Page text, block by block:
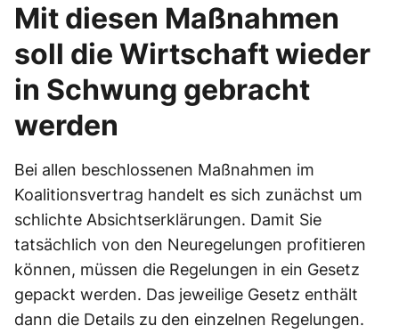
Mit diesen Maßnahmen
soll die Wirtschaft wieder
in Schwung gebracht
werden
Bei allen beschlossenen Maßnahmen im
Koalitionsvertrag handelt es sich zunächst um
schlichte Absichtserklärungen. Damit Sie
tatsächlich von den Neuregelungen profitieren
können, müssen die Regelungen in ein Gesetz
gepackt werden. Das jeweilige Gesetz enthält
dann die Details zu den einzelnen Regelungen.